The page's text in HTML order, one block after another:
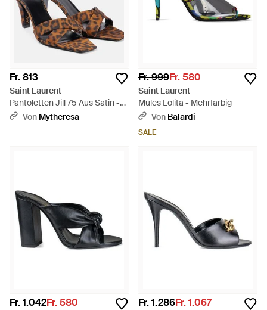
Fr. 813
Saint Laurent
Pantoletten Jill 75 Aus Satin -
Mehrfarbig
Von Mytheresa
Fr. 999Fr. 580
Saint Laurent
Mules Lolita - Mehrfarbig
Von Balardi
SALE
Fr. 1.042Fr. 580 Fr. 1.286Fr. 1.067